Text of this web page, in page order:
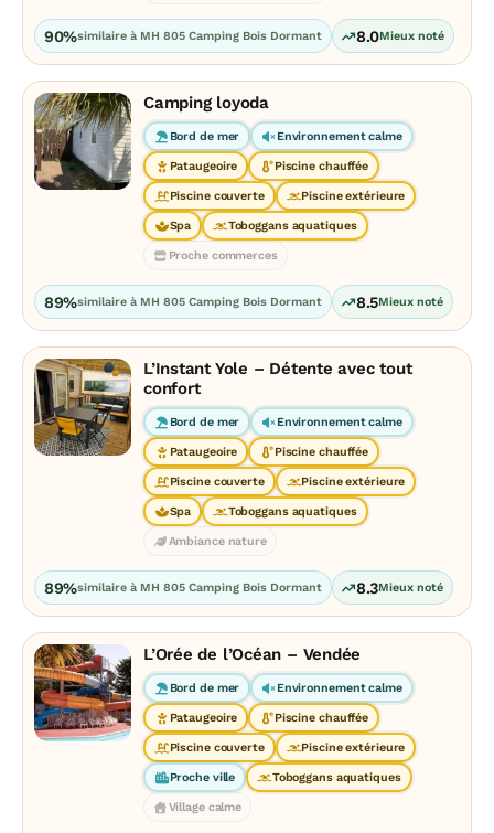
90%similaire à MH 805 Camping Bois Dormant 8.0Mieux noté
Camping loyoda
Bord de mer Environnement calme
Pataugeoire Piscine chauffée
Piscine couverte Piscine extérieure
Spa Toboggans aquatiques
Proche commerces
89%similaire à MH 805 Camping Bois Dormant 8.5Mieux noté
L’Instant Yole – Détente avec tout
confort
Bord de mer Environnement calme
Pataugeoire Piscine chauffée
Piscine couverte Piscine extérieure
Spa Toboggans aquatiques
Ambiance nature
89%similaire à MH 805 Camping Bois Dormant 8.3Mieux noté
L’Orée de l’Océan – Vendée
Bord de mer Environnement calme
Pataugeoire Piscine chauffée
Piscine couverte Piscine extérieure
Proche ville Toboggans aquatiques
Village calme